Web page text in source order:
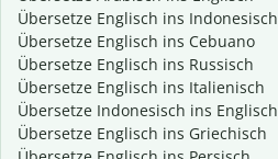
Übersetze Englisch ins Indonesisch
Übersetze Englisch ins Cebuano
Übersetze Englisch ins Russisch
Übersetze Englisch ins Italienisch
Übersetze Indonesisch ins Englisch
Übersetze Englisch ins Griechisch